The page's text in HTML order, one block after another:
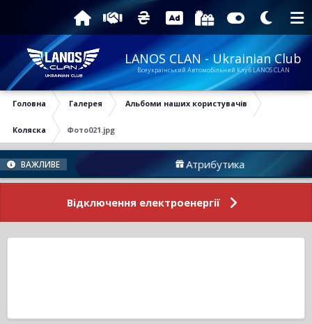
LANOS CLAN - Ukrainian Club
Всеукраїнський Автомобільний Клуб LANOS CLAN
Головна Галерея Альбоми наших користувачів
Коляска Фото021.jpg
ВАЖЛИВЕ Атрибутика
Відключення електроенергії